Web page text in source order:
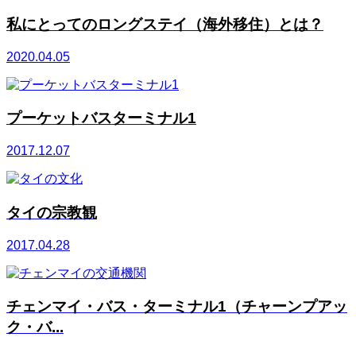
私にとってのロングステイ（海外移住）とは？
2020.04.05
プーケットバスターミナル1
2017.12.07
タイの宗教観
2017.04.28
チェンマイ・バス・ターミナル1（チャーンプアッ
ク・バ...